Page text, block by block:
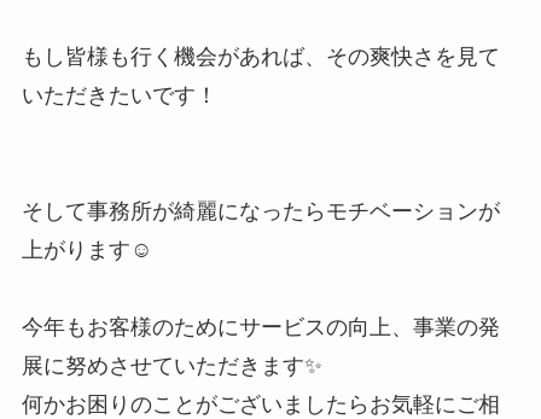
もし皆様も行く機会があれば、その爽快さを見て
いただきたいです！
そして事務所が綺麗になったらモチベーションが
上がります☺
今年もお客様のためにサービスの向上、事業の発
展に努めさせていただきます✨
何かお困りのことがございましたらお気軽にご相